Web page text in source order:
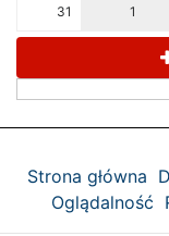
31 1
Strona główna
Oglądalność